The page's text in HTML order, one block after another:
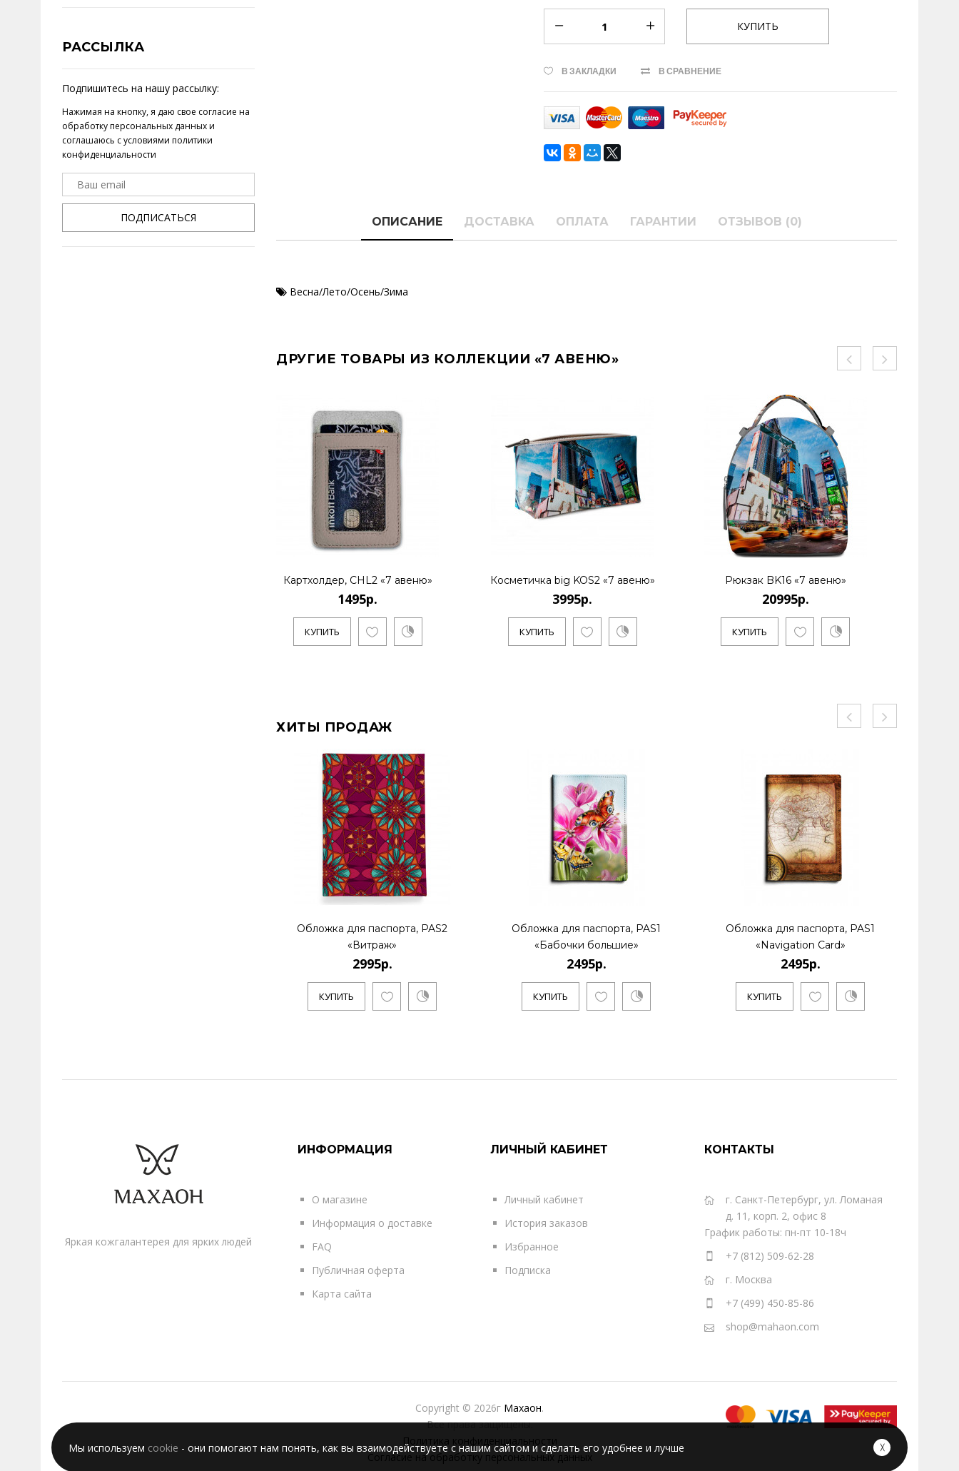
РАССЫЛКА
Подпишитесь на нашу рассылку:
Нажимая на кнопку, я даю свое согласие на
обработку персональных данныхи
соглашаюсь с условиями политики
конфиденциальности
ПОДПИСАТЬСЯ
В ЗАКЛАДКИ В СРАВНЕНИЕ
ОПИСАНИЕ ДОСТАВКА ОПЛАТА ГАРАНТИИ ОТЗЫВОВ (0)
Весна/Лето/Осень/Зима
ДРУГИЕ ТОВАРЫ ИЗ КОЛЛЕКЦИИ «7 АВЕНЮ»
Картхолдер, CHL2 «7 авеню»
1495р.
КУПИТЬ
Косметичка big KOS2 «7 авеню»
3995р.
КУПИТЬ
Рюкзак BK16 «7 авеню»
20995р.
КУПИТЬ
ХИТЫ ПРОДАЖ
Обложка для паспорта, PAS2
«Витраж»
2995р.
КУПИТЬ
Обложка для паспорта, PAS1
«Бабочки большие»
2495р.
КУПИТЬ
Обложка для паспорта, PAS1
«Navigation Card»
2495р.
КУПИТЬ
Яркая кожгалантерея для ярких людей
ИНФОРМАЦИЯ
О магазине
Информация о доставке
FAQ
Публичная оферта
Карта сайта
ЛИЧНЫЙ КАБИНЕТ
Личный кабинет
История заказов
Избранное
Подписка
КОНТАКТЫ
г. Санкт-Петербург, ул. Ломаная
д. 11, корп. 2, офис 8
График работы: пн-пт 10-18ч
+7 (812) 509-62-28
г. Москва
+7 (499) 450-85-86
shop@mahaon.com
Copyright © 2026г Махаон.
Все права защищены.
Политика конфиденциальности
Согласие на обработку персональных данных
Мы используем cookie - они помогают нам понять, как вы взаимодействуете с нашим сайтом и сделать его удобнее и лучше ╳